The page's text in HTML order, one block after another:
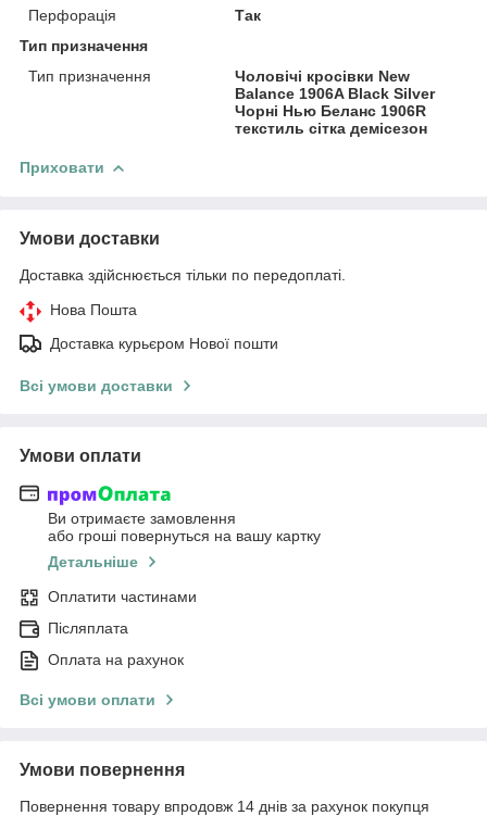
Перфорація
Так
Тип призначення
Тип призначення
Чоловічі кросівки New
Balance 1906A Black Silver
Чорні Нью Беланс 1906R
текстиль сітка демісезон
Приховати
Умови доставки
Доставка здійснюється тільки по передоплаті.
Нова Пошта
Доставка курьєром Нової пошти
Всі умови доставки
Умови оплати
Ви отримаєте замовлення
або гроші повернуться на вашу картку
Детальніше
Оплатити частинами
Післяплата
Оплата на рахунок
Всі умови оплати
Умови повернення
Повернення товару впродовж 14 днів за рахунок покупця